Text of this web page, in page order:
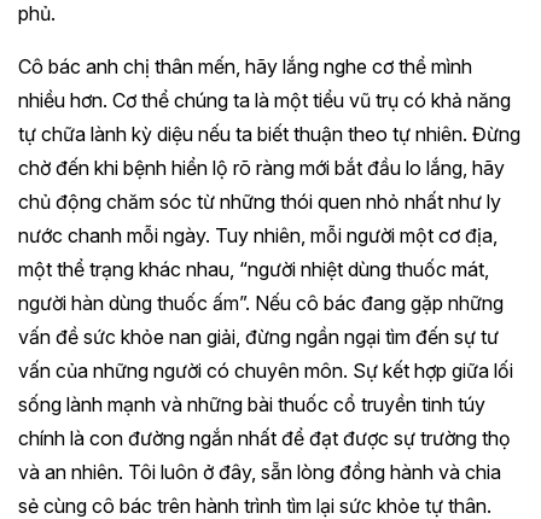
phủ.
Cô bác anh chị thân mến, hãy lắng nghe cơ thể mình
nhiều hơn. Cơ thể chúng ta là một tiểu vũ trụ có khả năng
tự chữa lành kỳ diệu nếu ta biết thuận theo tự nhiên. Đừng
chờ đến khi bệnh hiển lộ rõ ràng mới bắt đầu lo lắng, hãy
chủ động chăm sóc từ những thói quen nhỏ nhất như ly
nước chanh mỗi ngày. Tuy nhiên, mỗi người một cơ địa,
một thể trạng khác nhau, “người nhiệt dùng thuốc mát,
người hàn dùng thuốc ấm”. Nếu cô bác đang gặp những
vấn đề sức khỏe nan giải, đừng ngần ngại tìm đến sự tư
vấn của những người có chuyên môn. Sự kết hợp giữa lối
sống lành mạnh và những bài thuốc cổ truyền tinh túy
chính là con đường ngắn nhất để đạt được sự trường thọ
và an nhiên. Tôi luôn ở đây, sẵn lòng đồng hành và chia
sẻ cùng cô bác trên hành trình tìm lại sức khỏe tự thân.